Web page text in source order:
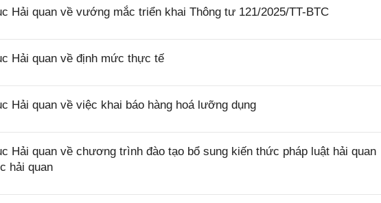
Hải quan về vướng mắc triển khai Thông tư 121/2025/TT-BTC
Hải quan về định mức thực tế
Hải quan về việc khai báo hàng hoá lưỡng dụng
Hải quan về chương trình đào tạo bổ sung kiến thức pháp luật hải quan
hải quan